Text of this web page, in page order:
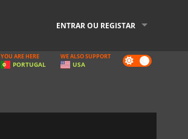
ENTRAR OU REGISTAR
Dark
mode
YOU ARE HERE
PORTUGAL
WE ALSO SUPPORT
USA